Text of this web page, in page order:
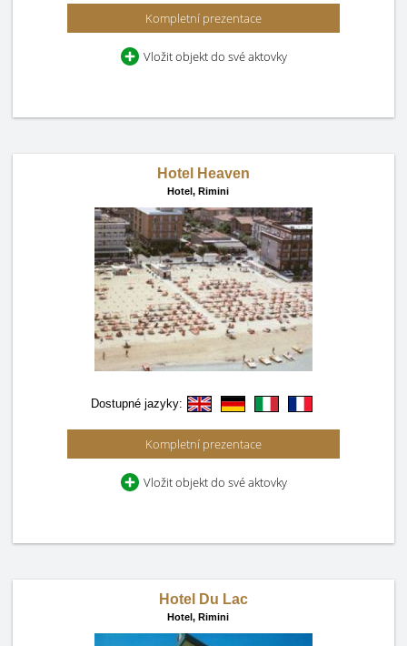
Kompletní prezentace
Vložit objekt do své aktovky
Hotel Heaven
Hotel, Rimini
Dostupné jazyky:
Kompletní prezentace
Vložit objekt do své aktovky
Hotel Du Lac
Hotel, Rimini